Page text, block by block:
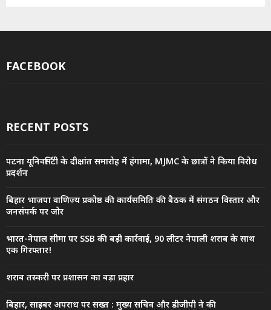
FACEBOOK
RECENT POSTS
पटना यूनिवर्सिटी के दीक्षांत समारोह में हंगामा, MJMC के छात्रों ने किया विरोध
प्रदर्शन
बिहार भाजपा वाणिज्य प्रकोष्ठ की कार्यसमिति की बैठक में संगठन विस्तार और
जनसंपर्क पर जोर
भारत-नेपाल सीमा पर SSB की बड़ी कार्रवाई, 90 लीटर नेपाली शराब के साथ
एक गिरफ्तार!
शराब तस्करी पर प्रशासन का बड़ा प्रहार
बिहार, साइबर अपराध पर सख्त : मुख्य सचिव और डीजीपी ने की